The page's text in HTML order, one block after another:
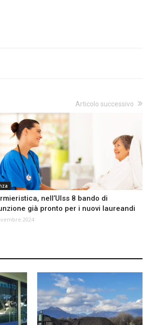
Articolo successivo
nell’Ulss 8 bando di
già pronto per i nuovi laureandi
2024